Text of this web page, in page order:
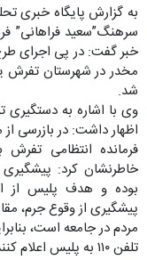
به گزارش پایگاه خبری
سرهنگ”سعید فراهانی”
خبر گفت: در پی اجرای
مخدر در شهرستان تفرش
شد.
وی با اشاره به دستگیری
اظهار داشت: در بازرسی از مخفیگاه متهم
فرمانده انتظامی
خاطرنشان کرد: پیشگیری
بوده و هدف پلیس از
پیشگیری از وقوع جرم،
مردم در جامعه است،
تلفن ۱۱۰ به پلیس اعلام کنند.